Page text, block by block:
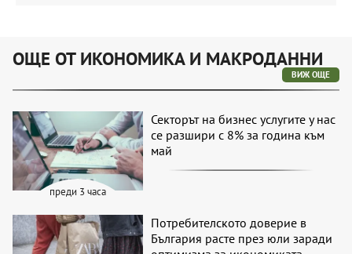
ОЩЕ ОТ ИКОНОМИКА И МАКРОДАННИ
ВИЖ ОЩЕ
преди 3 часа
Секторът на бизнес услугите у нас
се разшири с 8% за година към
май
Потребителското доверие в
България расте през юли заради